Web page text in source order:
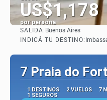
US$1,178
por persona
SALIDA: Buenos Aires
INDICÁ TU DESTINO:
7 Praia do
1 DESTINOS 2 VUELOS 7
1 SEGUROS